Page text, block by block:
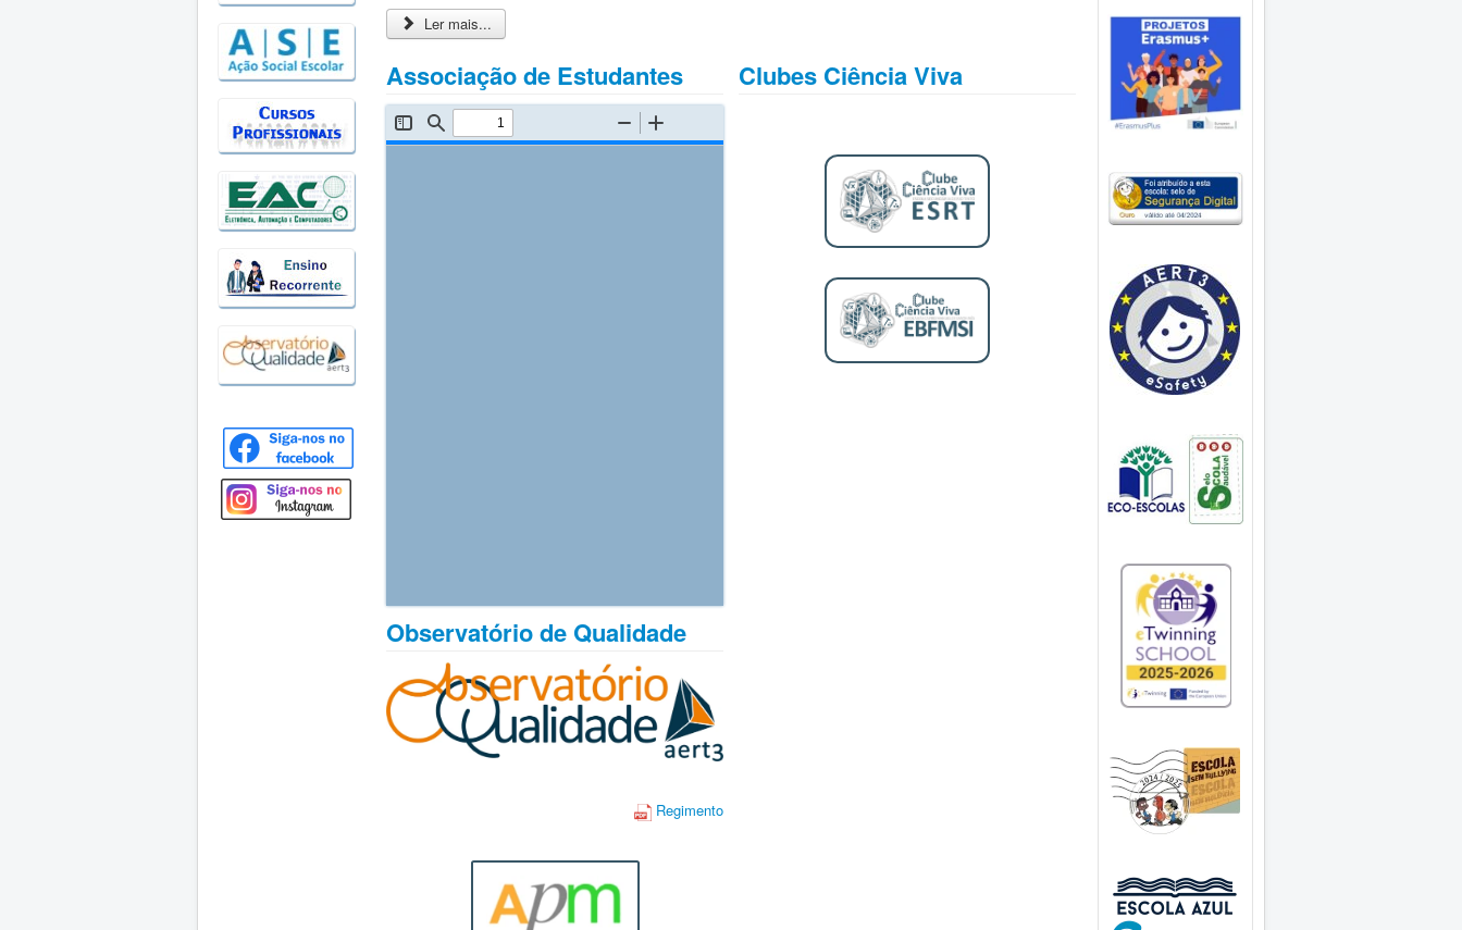
Ler mais...
Associação de Estudantes Clubes Ciência Viva
Observatório de Qualidade
Regimento